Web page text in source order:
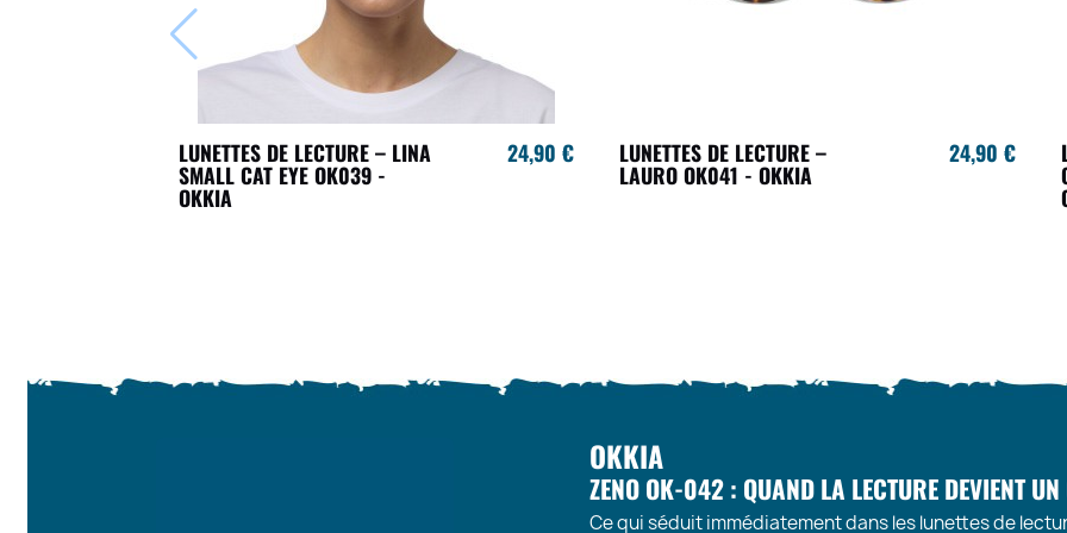
LUNETTES DE LECTURE – LINA
SMALL CAT EYE OK039 -
OKKIA
24,90 € LUNETTES DE LECTURE –
LAURO OK041 - OKKIA
24,90 €
OKKIA
ZENO OK-042 : QUAND LA LECTURE DEVIENT UN
Ce qui séduit immédiatement dans les lunettes de